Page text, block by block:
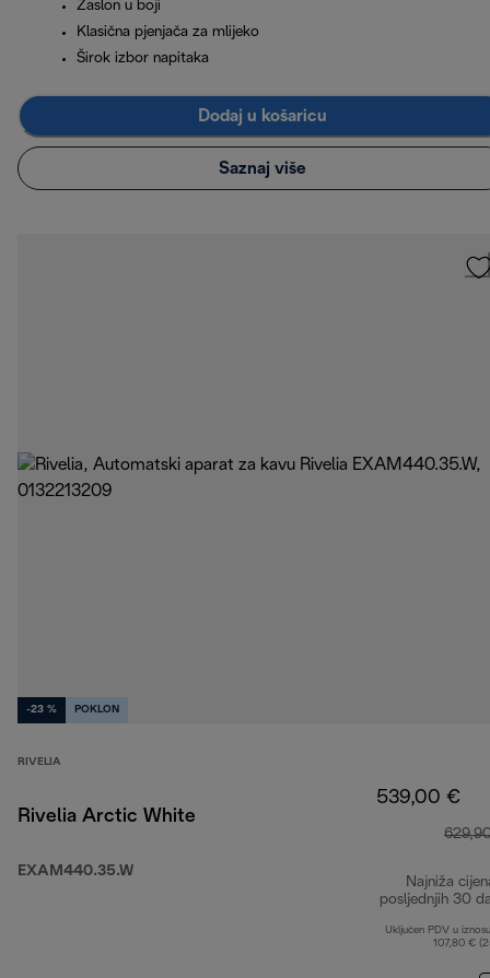
Zaslon u boji
Klasična pjenjača za mlijeko
Širok izbor napitaka
Dodaj u košaricu
Saznaj više
-23 % POKLON
RIVELIA
Rivelia Arctic White
EXAM440.35.W
539,00 €
Najniža
posljednjih 30
Uključen PDV u
107,80 €